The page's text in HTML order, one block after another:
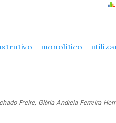
monolítico
Freire, Glória Andreia Ferreira